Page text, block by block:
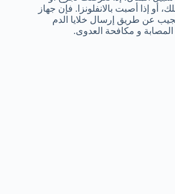
أو إذا أصبت بالانفلونزا. فإن جهاز
عن طريق إرسال خلايا الدم
المصابة و مكافحة العدوى.